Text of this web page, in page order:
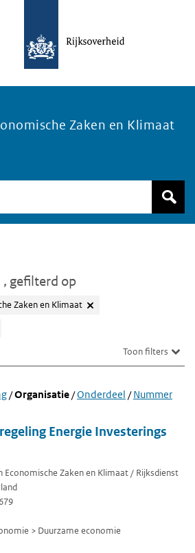
Zaken en Klimaat
, gefilterd op
Zaken en Klimaat
Toon filters
/Organisatie/Onderdeel /Nummer
Energie Investerings
Economische Zaken en Klimaat / Rijksdienst
> Duurzame economie